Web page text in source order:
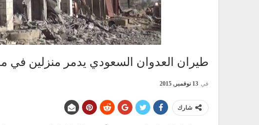
طيران العدوان السعودي يدمر منزلين في
في 13 نوفمبر, 2015
شارك